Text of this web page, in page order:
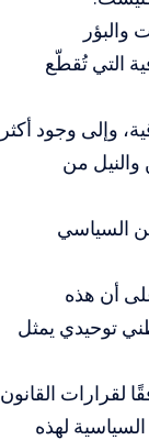
التي تُقطّع
وإلى وجود أكثر
والنيل من
السياسي
أن هذه
توحيدي يمثل
لقرارات القانون
لهذه